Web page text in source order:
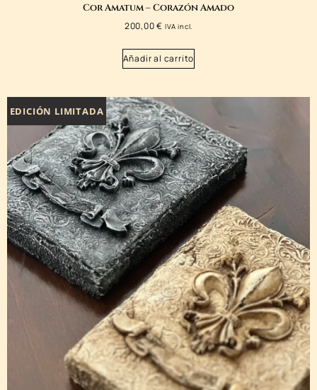
Cor Amatum – Corazón Amado
200,00€ IVA incl.
Añadir al carrito
EDICIÓN LIMITADA